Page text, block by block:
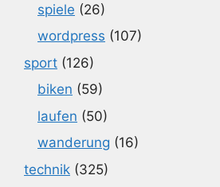
spiele (26)
wordpress (107)
sport (126)
biken (59)
laufen (50)
wanderung (16)
technik (325)